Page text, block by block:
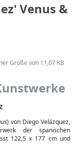
Venus &
Größe von 11,07 KB
) von Diego Velázquez,
der spanischen
122,5 x 177 cm und